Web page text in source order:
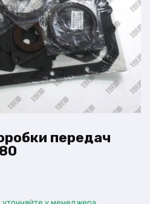
передач